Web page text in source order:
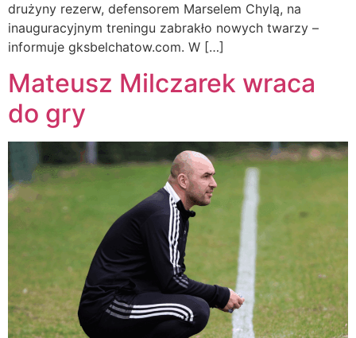
drużyny rezerw, defensorem Marselem Chylą, na
inauguracyjnym treningu zabrakło nowych twarzy –
informuje gksbelchatow.com. W […]
Mateusz Milczarek wraca
do gry